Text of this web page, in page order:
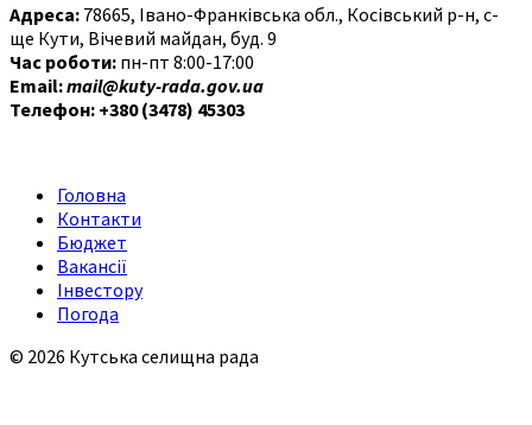
Адреса: 78665, Івано-Франківська обл., Косівський р-н, с-
ще Кути, Вічевий майдан, буд. 9
Час роботи: пн-пт 8:00-17:00
Email:mail@kuty-rada.gov.ua
Телефон: +380 (3478) 45303
Головна
Контакти
Бюджет
Вакансії
Інвестору
Погода
© 2026 Кутська селищна рада